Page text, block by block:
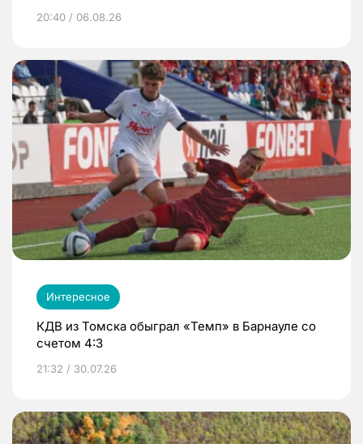
20:40 / 06.08.26
Интересное
КДВ из Томска обыграл «Темп» в Барнауле со
счетом 4:3
21:32 / 30.07.26